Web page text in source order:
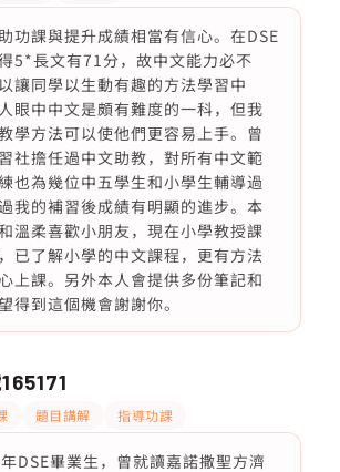
功課與提升成績相當有信心。在DSE
5*長文有71分，故中文能力必不
讓同學以生動有趣的方法學習中
眼中中文是頗有難度的一科，但我
學方法可以使他們更容易上手。曾
社擔任過中文助教，對所有中文範
也為幾位中五學生和小學生輔導過
我的補習後成績有明顯的進步。本
溫柔喜歡小朋友，現在小學教授課
已了解小學的中文課程，更有方法
上課。另外本人會提供多份筆記和
得到這個機會謝謝你。
165171
題目講解 指導功課
DSE畢業生，曾就讀嘉諾撒聖方濟